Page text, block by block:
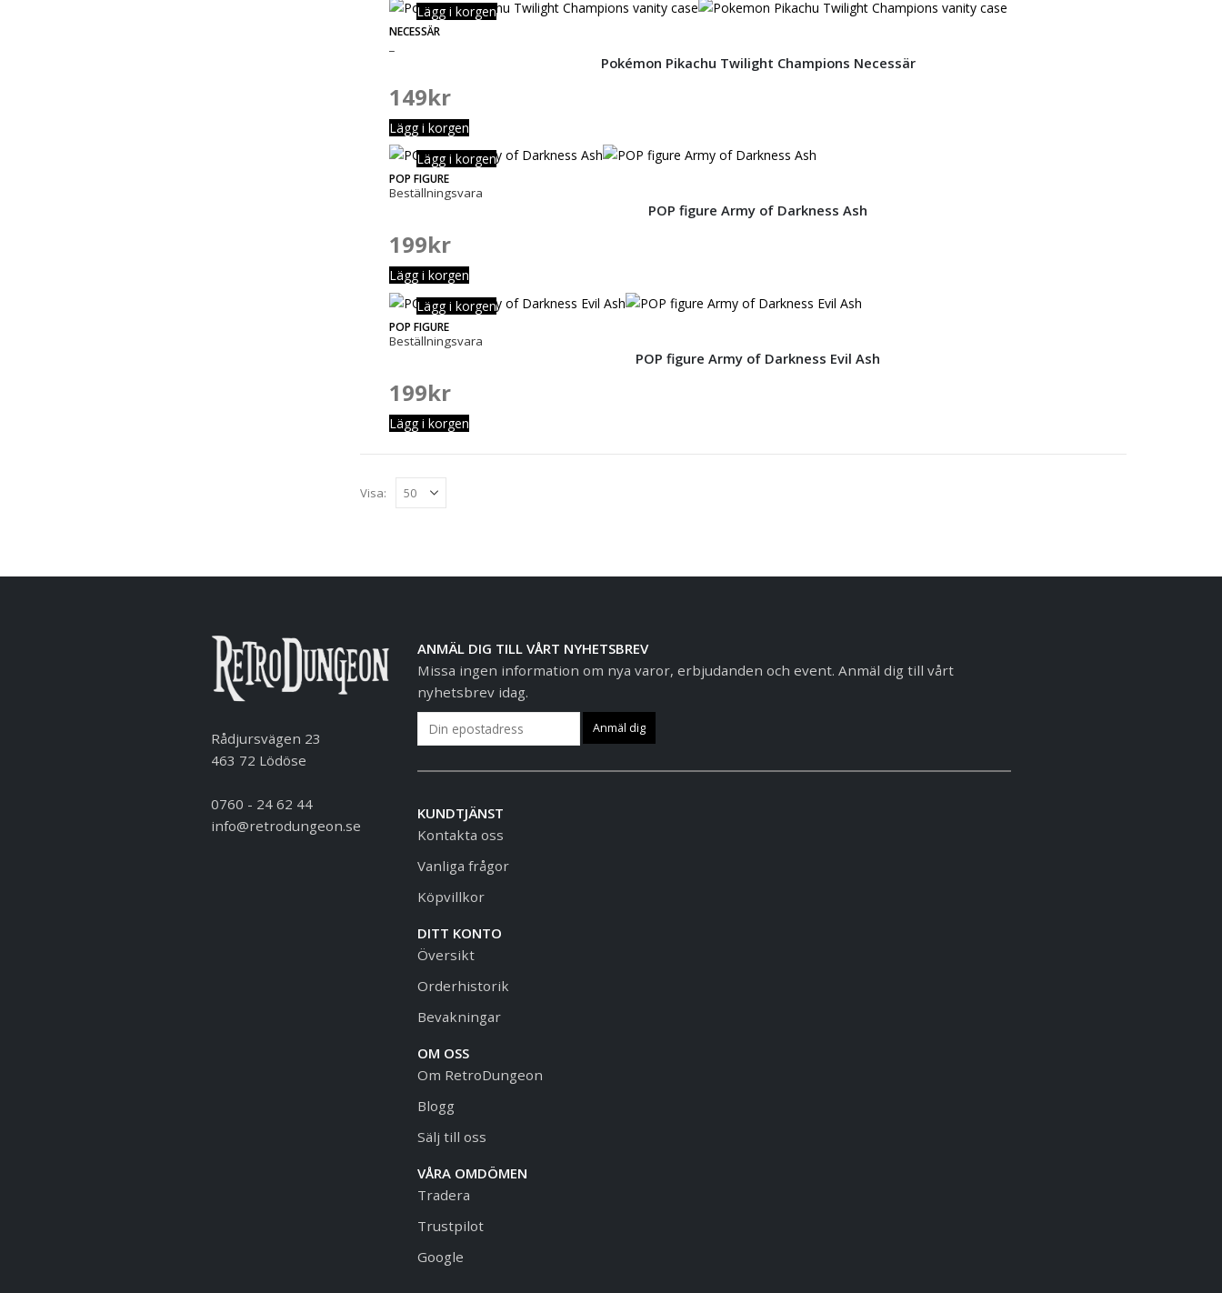
NECESSÄR
Lägg i korgen
Pokémon Pikachu Twilight Champions Necessär
149kr
Lägg i korgen
POP FIGURE
Beställningsvara
Lägg i korgen
POP figure Army of Darkness Ash
199kr
Lägg i korgen
POP FIGURE
Beställningsvara
Lägg i korgen
POP figure Army of Darkness Evil Ash
199kr
Lägg i korgen
Visa:
Rådjursvägen 23
463 72 Lödöse
0760 - 24 62 44
info@retrodungeon.se
ANMÄL DIG TILL VÅRT NYHETSBREV
Missa ingen information om nya varor, erbjudanden och event. Anmäl dig till vårt
nyhetsbrev idag.
KUNDTJÄNST
Kontakta oss
Vanliga frågor
Köpvillkor
DITT KONTO
Översikt
Orderhistorik
Bevakningar
OM OSS
Om RetroDungeon
Blogg
Sälj till oss
VÅRA OMDÖMEN
Tradera
Trustpilot
Google